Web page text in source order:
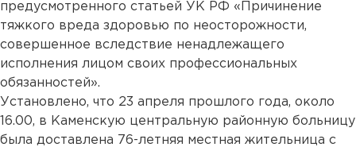
предусмотренного статьей УК РФ «Причинение
тяжкого вреда здоровью по неосторожности,
совершенное вследствие ненадлежащего
исполнения лицом своих профессиональных
обязанностей».
Установлено, что 23 апреля прошлого года, около
16.00, в Каменскую центральную районную больницу
была доставлена 76-летняя местная жительница с